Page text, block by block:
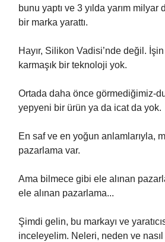
bunu yaptı ve 3 yılda yarım
bir marka yarattı.
Hayır, Silikon Vadisi’nde değil.
karmaşık bir teknoloji yok.
Ortada daha önce görmediğimiz-
yepyeni bir ürün ya da icat da yok.
En saf ve en yoğun anlamlarıyla,
pazarlama var.
Ama bilmece gibi ele alınan
ele alınan pazarlama...
Şimdi gelin, bu markayı ve
inceleyelim. Neleri, neden ve nasıl